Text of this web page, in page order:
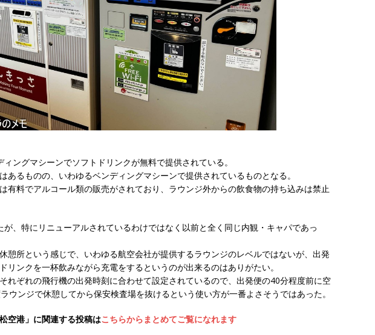
ングマシーンでソフトドリンクが無料で提供されている。
あるものの、いわゆるベンディングマシーンで提供されているものとなる。
有料でアルコール類の販売がされており、ラウンジ外からの飲食物の持ち込みは禁止
が、特にリニューアルされているわけではなく以前と全く同じ内観・キャパであっ
憩所という感じで、いわゆる航空会社が提供するラウンジのレベルではないが、出発
リンクを一杯飲みながら充電をするというのが出来るのはありがたい。
れぞれの飛行機の出発時刻に合わせて設定されているので、出発便の40分程度前に空
ウンジで休憩してから保安検査場を抜けるという使い方が一番よさそうではあった。
空港」に関連する投稿はこちらからまとめてご覧になれます